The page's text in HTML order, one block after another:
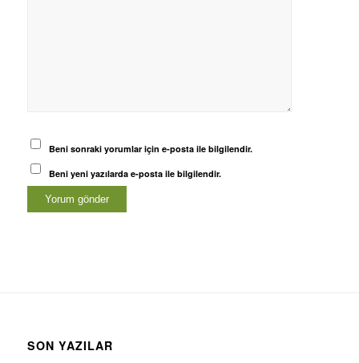
Beni sonraki yorumlar için e-posta ile bilgilendir.
Beni yeni yazılarda e-posta ile bilgilendir.
SON YAZILAR